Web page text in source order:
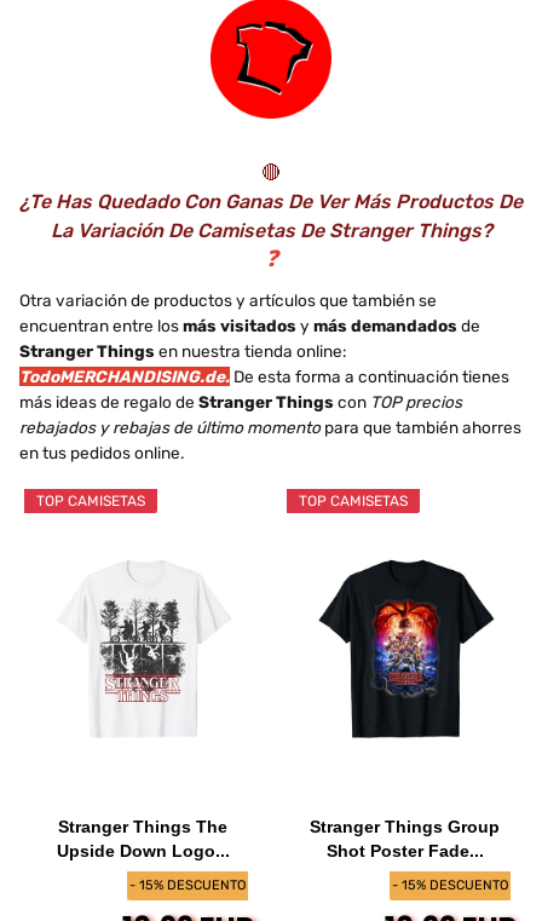
🔴
¿Te Has Quedado Con Ganas De Ver Más Productos De
La Variación De Camisetas De Stranger Things?
❓
Otra variación de productos y artículos que también se
encuentran entre losmás visitados y más demandados de
Stranger Things en nuestra tienda online:
TodoMERCHANDISING.de. De esta forma a continuación tienes
más ideas de regalo de Stranger Things con TOP precios
rebajados y rebajas de último momentopara que también ahorres
en tus pedidos online.
- 15% DESCUENTO
TOP CAMISETAS
Stranger Things The
Upside Down Logo...
- 15% DESCUENTO
TOP CAMISETAS
Stranger Things Group
Shot Poster Fade...